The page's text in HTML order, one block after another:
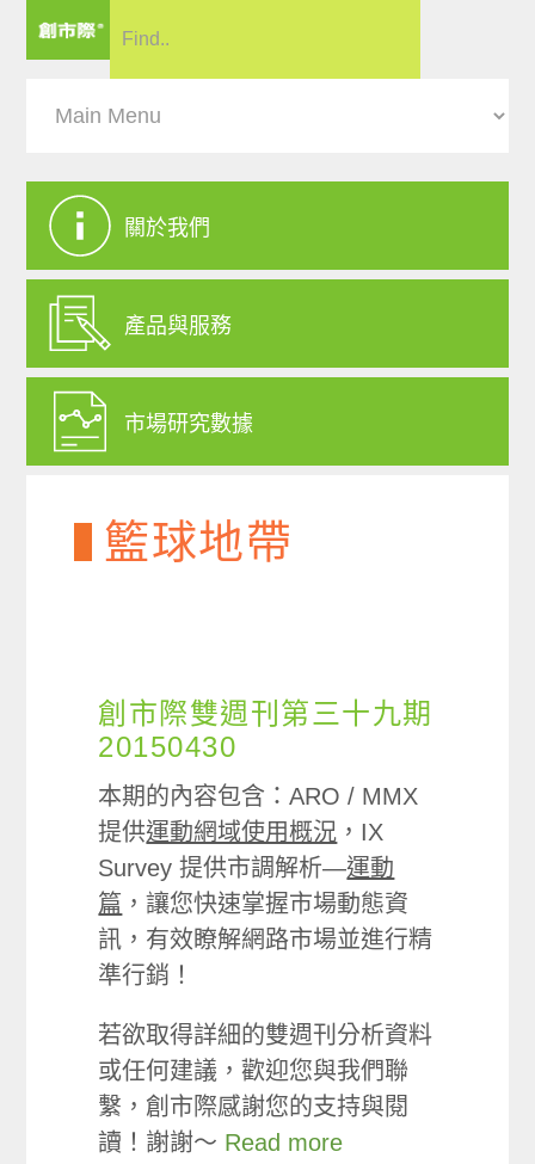
關於我們
產品與服務
市場研究數據
籃球地帶
創市際雙週刊第三十九期
20150430
本期的內容包含：ARO / MMX
提供運動網域使用概況 ，IX
Survey 提供市調解析—運動
篇 ，讓您快速掌握市場動態資
訊，有效瞭解網路市場並進行精
準行銷！
若欲取得詳細的雙週刊分析資料
或任何建議，歡迎您與我們聯
繫，創市際感謝您的支持與閱
讀！謝謝～ Read more